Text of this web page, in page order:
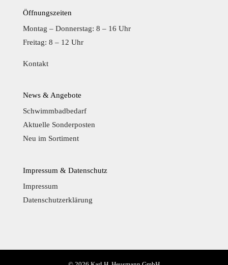
Öffnungszeiten
Montag – Donnerstag: 8 – 16 Uhr
Freitag: 8 – 12 Uhr
Kontakt
News & Angebote
Schwimmbadbedarf
Aktuelle Sonderposten
Neu im Sortiment
Impressum & Datenschutz
Impressum
Datenschutzerklärung